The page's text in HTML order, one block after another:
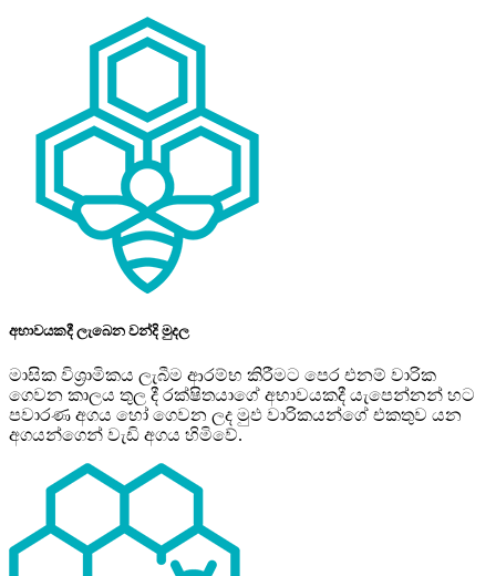
අභාවයකදී ලැබෙන වන්දි මුදල
මාසික විශ‍්‍රාමිකය ලැබීම ආරම්භ කිරීමට පෙර එනම් වාරික
ගෙවන කාලය තුල දී රක්ෂිතයාගේ අභාවයකදී යැපෙන්නන් හට
පවාරණ අගය හෝ ගෙවන ලද මුඵ වාරිකයන්ගේ එකතුව යන
අගයන්ගෙන් වැඩි අගය හිමිවේ.